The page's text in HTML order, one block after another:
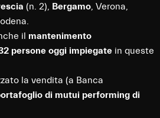
(n. 2), Bergamo , Verona,
il mantenimento
persone oggi impiegate in queste
la vendita (a Banca
di mutui performing di